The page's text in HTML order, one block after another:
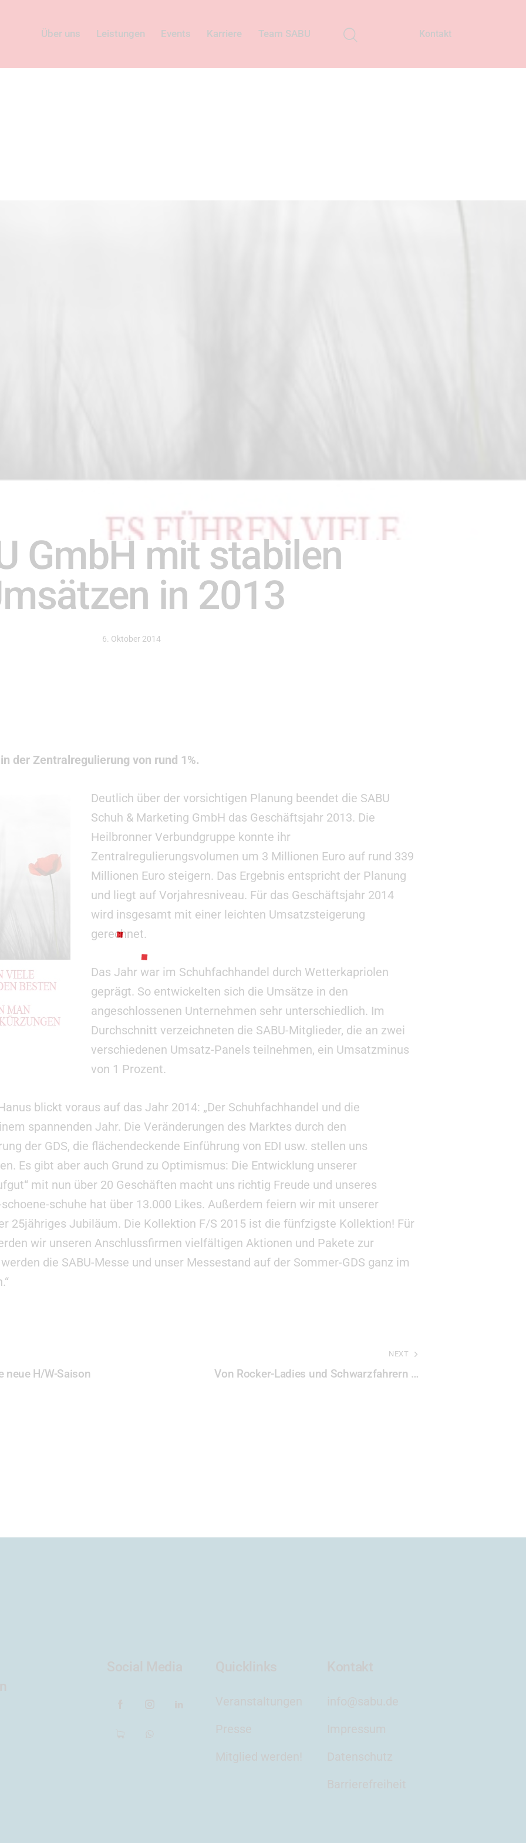
Über uns Leistungen Events Karriere Team SABU Kontakt
GmbH mit stabilen
in 2013
6. Oktober 2014
der Zentralregulierung von rund 1%.
Deutlich über der vorsichtigen Planung beendet die SABU
Schuh & Marketing GmbH das Geschäftsjahr 2013. Die
Heilbronner Verbundgruppe konnte ihr
Zentralregulierungsvolumen um 3 Millionen Euro auf rund 339
Millionen Euro steigern. Das Ergebnis entspricht der Planung
und liegt auf Vorjahresniveau. Für das Geschäftsjahr 2014
wird insgesamt mit einer leichten Umsatzsteigerung
gerechnet.
Das Jahr war im Schuhfachhandel durch Wetterkapriolen
geprägt. So entwickelten sich die Umsätze in den
angeschlossenen Unternehmen sehr unterschiedlich. Im
Durchschnitt verzeichneten die SABU-Mitglieder, die an zwei
verschiedenen Umsatz-Panels teilnehmen, ein Umsatzminus
von 1 Prozent.
blickt voraus auf das Jahr 2014: „Der Schuhfachhandel und die
spannenden Jahr. Die Veränderungen des Marktes durch den
der GDS, die flächendeckende Einführung von EDI usw. stellen uns
Es gibt aber auch Grund zu Optimismus: Die Entwicklung unserer
mit nun über 20 Geschäften macht uns richtig Freude und unseres
schuhe hat über 13.000 Likes. Außerdem feiern wir mit unserer
25jähriges Jubiläum. Die Kollektion F/S 2015 ist die fünfzigste Kollektion! Für
wir unseren Anschlussfirmen vielfältigen Aktionen und Pakete zur
die SABU-Messe und unser Messestand auf der Sommer-GDS ganz im
neue H/W-Saison
NEXT
Von Rocker-Ladies und Schwarzfahrern …